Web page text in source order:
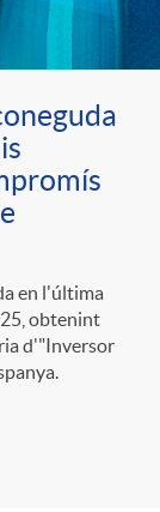
en l'última
obtenint
d'"Inversor